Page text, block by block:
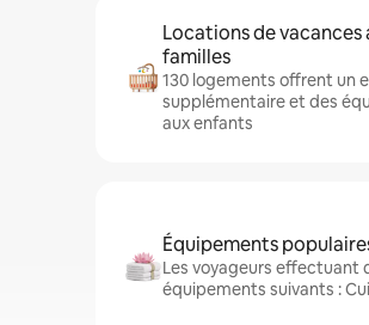
Locations de vacances
familles
130 logements offrent un
supplémentaire et des
aux enfants
Équipements
Les voyageurs effectuant
équipements suivants :